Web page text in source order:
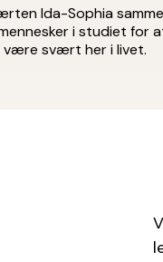
Ida-Sophia
i studiet for
være svært her i livet.